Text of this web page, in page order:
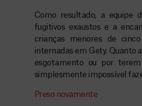
Como resultado, a equipe
fugitivos exaustos e a
crianças menores de
internadas em Gety. Quanto
esgotamento ou por
simplesmente impossível
Preso novamente